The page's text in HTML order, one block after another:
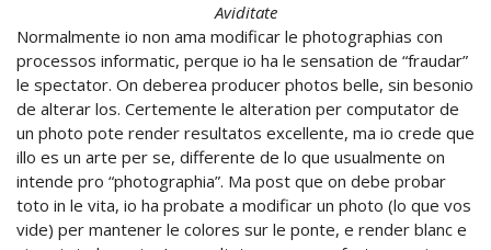
Aviditate
Normalmente io non ama modificar le photographias con
processos informatic, perque io ha le sensation de “fraudar”
le spectator. On deberea producer photos belle, sin besonio
de alterar los. Certemente le alteration per computator de
un photo pote render resultatos excellente, ma io crede que
illo es un arte per se, differente de lo que usualmente on
intende pro “photographia”. Ma post que on debe probar
toto in le vita, io ha probate a modificar un photo (lo que vos
vide) per mantener le colores sur le ponte, e render blanc e